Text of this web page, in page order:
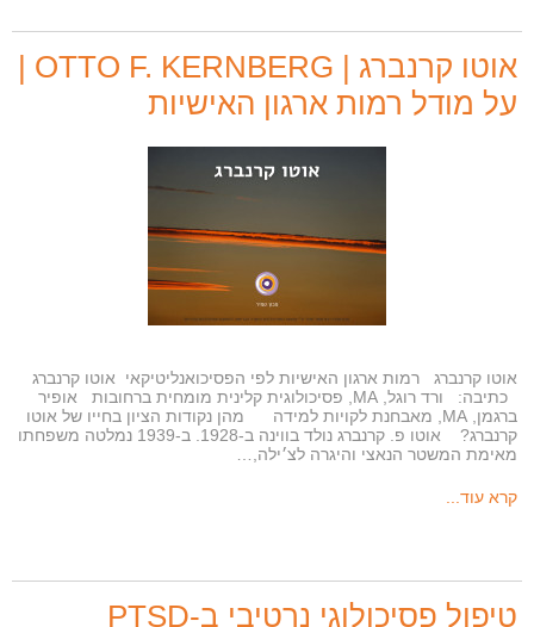
אוטו קרנברג | OTTO F. KERNBERG |
על מודל רמות ארגון האישיות
אוטו קרנברג רמות ארגון האישיות לפי הפסיכואנליטיקאי אוטו קרנברג
כתיבה: ורד רוגל, MA, פסיכולוגית קלינית מומחית ברחובות אופיר
ברגמן, MA, מאבחנת לקויות למידה מהן נקודות הציון בחייו של אוטו
קרנברג? אוטו פ. קרנברג נולד בווינה ב-1928. ב-1939 נמלטה משפחתו
מאימת המשטר הנאצי והיגרה לצ׳ילה,…
קרא עוד...
טיפול פסיכולוגי נרטיבי ב-PTSD